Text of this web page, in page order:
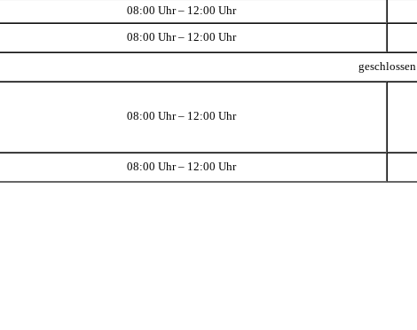
08:00 Uhr – 12:00 Uhr
08:00 Uhr – 12:00 Uhr
geschlossen
08:00 Uhr – 12:00 Uhr
08:00 Uhr – 12:00 Uhr